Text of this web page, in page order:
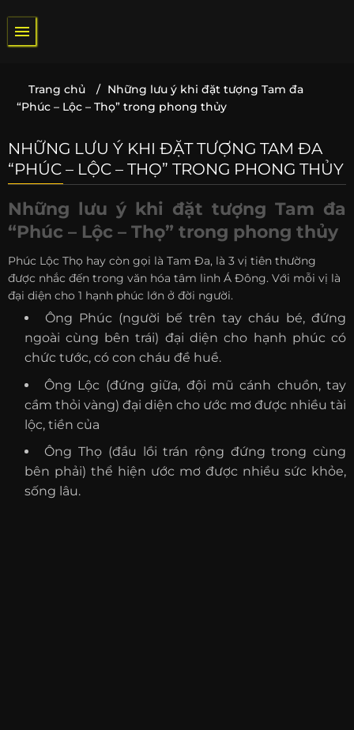
qua
nội
Trang chủ / Những lưu ý khi đặt tượng Tam đa
“Phúc – Lộc – Thọ” trong phong thủy
NHỮNG LƯU Ý KHI ĐẶT TƯỢNG TAM ĐA
“PHÚC – LỘC – THỌ” TRONG PHONG THỦY
Những lưu ý khi đặt tượng Tam đa
“Phúc – Lộc – Thọ” trong phong thủy
Phúc Lộc Thọ hay còn gọi là Tam Đa, là 3 vị tiên thường
được nhắc đến trong văn hóa tâm linh Á Đông. Với mỗi vị là
đại diện cho 1 hạnh phúc lớn ở đời người.
Ông Phúc (người bế trên tay cháu bé, đứng
ngoài cùng bên trái) đại diện cho hạnh phúc có
chức tước, có con cháu đề huề.
Ông Lộc (đứng giữa, đội mũ cánh chuồn, tay
cầm thỏi vàng) đại diện cho ước mơ được nhiều tài
lộc, tiền của
Ông Thọ (đầu lồi trán rộng đứng trong cùng
bên phải) thể hiện ước mơ được nhiều sức khỏe,
sống lâu.